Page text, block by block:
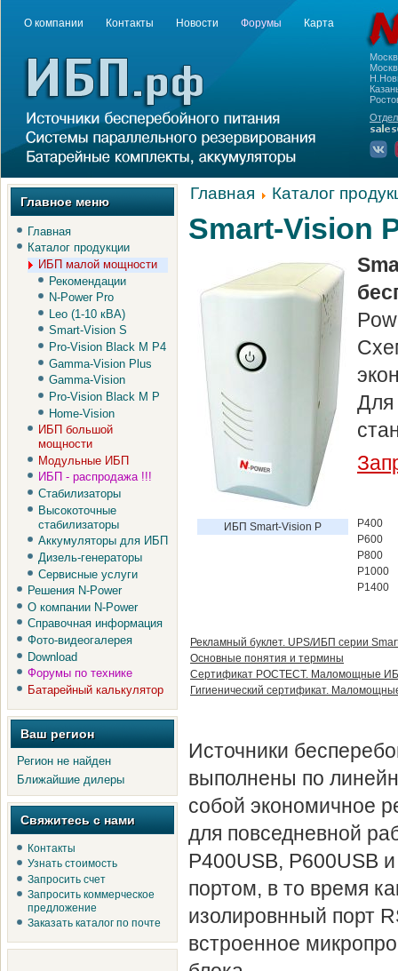
О компании Контакты Новости Форумы Карта
Главное меню
Главная
Каталог продукции
ИБП малой мощности
Рекомендации
N-Power Pro
Leo (1-10 кВА)
Smart-Vision S
Pro-Vision Black M P4
Gamma-Vision Plus
Gamma-Vision
Pro-Vision Black M P
Home-Vision
ИБП большой
мощности
Модульные ИБП
ИБП - распродажа !!!
Стабилизаторы
Высокоточные
стабилизаторы
Аккумуляторы для ИБП
Дизель-генераторы
Сервисные услуги
Решения N-Power
О компании N-Power
Справочная информация
Фото-видеогалерея
Download
Форумы по технике
Батарейный калькулятор
Ваш регион
Регион не найден
Ближайшие дилеры
Свяжитесь с нами
Контакты
Узнать стоимость
Запросить счет
Запросить коммерческое
предложение
Заказать каталог по почте
Главная Каталог
Smart-Vision
ИБП Smart-Vision P
Для
P400
P600
P800
P1000
P1400
Рекламный буклет. UPS/ИБП серии
Основные понятия и термины
Сертификат РОСТЕСТ. Маломощные
Гигиенический сертификат.
Источники
выполнены по
собой экономичное
для повседневной
P400USB, P600USB
портом, в то время
изолировнный порт
встроенное